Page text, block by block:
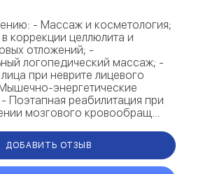
- Массаж и косметология;
коррекции целлюлита и
отложений; -
логопедический массаж; -
при неврите лицевого
энергетические
Поэтапная реабилитация при
мозгового кровообращ...
ДОБАВИТЬ ОТЗЫВ